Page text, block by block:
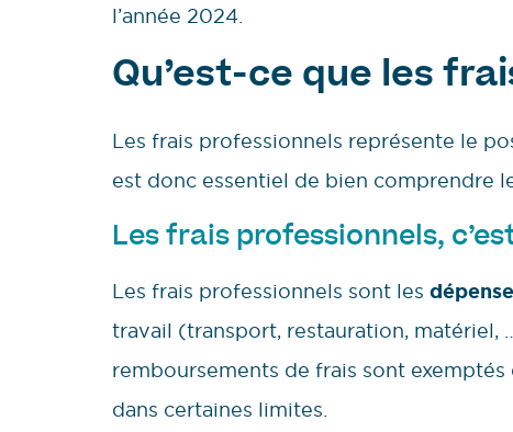
l’année 2024.
Qu’est-ce que les
Les frais professionnels représente le
est donc essentiel de bien comprendre
Les frais professionnels,
Les frais professionnels sont les
travail (transport, restauration, matériel,
remboursements de frais sont
dans certaines limites.